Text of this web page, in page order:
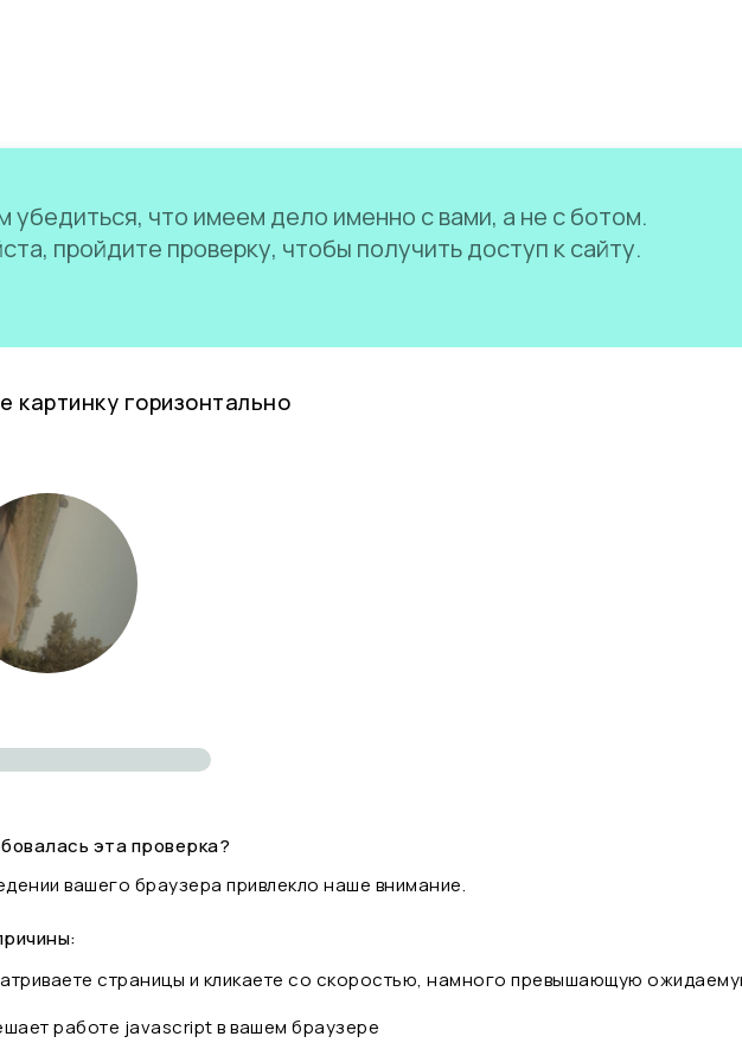
убедиться, что имеем дело именно с вами, а не с ботом.
пройдите проверку, чтобы получить доступ к сайту.
картинку горизонтально
эта проверка?
вашего браузера привлекло наше внимание.
страницы и кликаете со скоростью, намного превышающую
работе javascript в вашем браузере